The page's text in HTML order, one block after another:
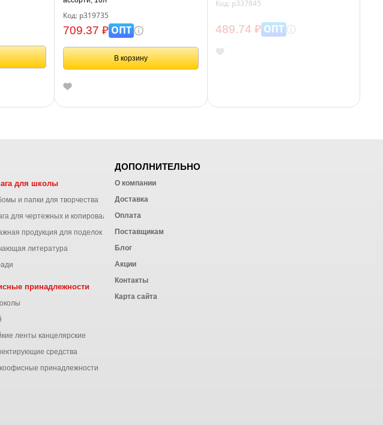
Код: р319735
709.37 ₽ОПТ
В корзину
Код: р337845
489.74 ₽ ОПТ
для школы
и папки для творчества
для чертежных и копировальных работ
продукция для поделок
литература
принадлежности
ленты канцелярские
средства
принадлежности
ДОПОЛНИТЕЛЬНО
О компании
Доставка
Оплата
Поставщикам
Блог
Акции
Контакты
Карта сайта